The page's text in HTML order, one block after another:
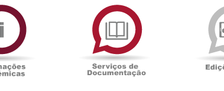
Académicas